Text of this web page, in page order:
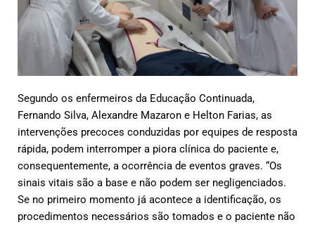
Segundo os enfermeiros da Educação Continuada,
Fernando Silva, Alexandre Mazaron e Helton Farias, as
intervenções precoces conduzidas por equipes de resposta
rápida, podem interromper a piora clínica do paciente e,
consequentemente, a ocorrência de eventos graves. “Os
sinais vitais são a base e não podem ser negligenciados.
Se no primeiro momento já acontece a identificação, os
procedimentos necessários são tomados e o paciente não